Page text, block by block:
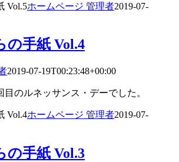
Vol.5ホームページ 管理者2019-07-
の手紙 Vol.4
2019-07-19T00:23:48+00:00
目のルネッサンス・デーでした。
Vol.4ホームページ 管理者2019-07-
の手紙 Vol.3